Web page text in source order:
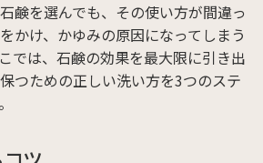
鹸を選んでも、その使い方が間違っ
かけ、かゆみの原因になってしまう
では、石鹸の効果を最大限に引き出
つための正しい洗い方を3つのステ